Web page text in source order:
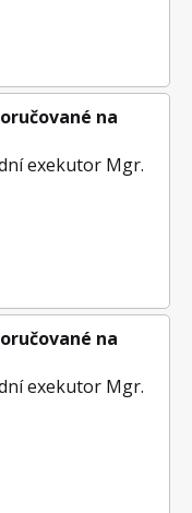
na
exekutor Mgr.
na
exekutor Mgr.